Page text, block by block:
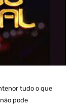
tudo o que
pode